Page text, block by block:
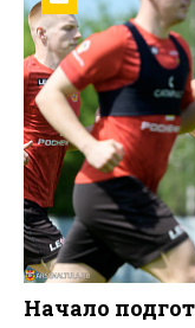
Начало